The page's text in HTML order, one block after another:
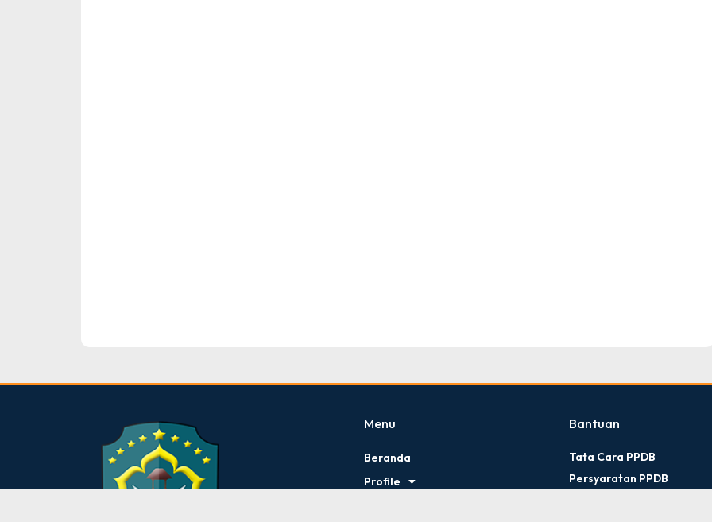
Menu
Beranda
Profile
Bantuan
Tata Cara PPDB
Persyaratan PPDB